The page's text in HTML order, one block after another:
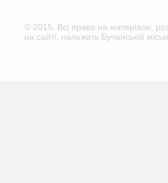
© 2015. Всі права на матеріали,
на сайті, належать Бучанській